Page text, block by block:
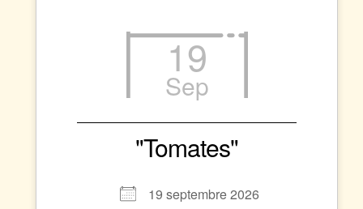
19
Sep
"Tomates"
19 septembre 2026